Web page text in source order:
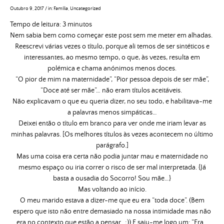
Outubro 9, 2017/in: Família Uncategorized
Tempo de leitura:3 minutos
Nem sabia bem como começar este post sem me meter em alhadas.
Reescrevi várias vezes o título, porque ali temos de ser sintéticos e
interessantes, ao mesmo tempo, o que, às vezes, resulta em
polémica e chama anónimos menos doces.
“O pior de mim na maternidade”, “Pior pessoa depois de ser mãe”,
“Doce até ser mãe”… não eram títulos aceitáveis.
Não explicavam o que eu queria dizer, no seu todo, e habilitava-me
a palavras menos simpáticas…
Deixei então o título em branco para ver onde me iriam levar as
minhas palavras. [Os melhores títulos às vezes acontecem no último
parágrafo.]
Mas uma coisa era certa não podia juntar mau e maternidade no
mesmo espaço ou iria correr o risco de ser mal interpretada. {Já
basta a ousadia do Socorro! Sou mãe…}
Mas voltando ao início.
O meu marido estava a dizer-me que eu era “toda doce”. (Bem
espero que isto não entre demasiado na nossa intimidade mas não